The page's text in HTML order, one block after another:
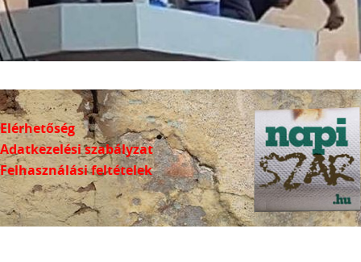
Elérhetőség
Adatkezelési szabályzat
Felhasználási feltételek